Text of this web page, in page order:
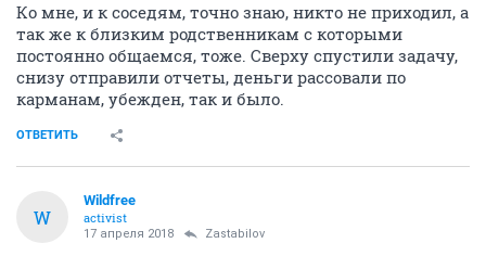
Ко мне, и к соседям, точно знаю, никто не приходил, а
так же к близким родственникам с которыми
постоянно общаемся, тоже. Сверху спустили задачу,
снизу отправили отчеты, деньги рассовали по
карманам, убежден, так и было.
ОТВЕТИТЬ
W
Wildfree
activist
17 апреля 2018 Zastabilov